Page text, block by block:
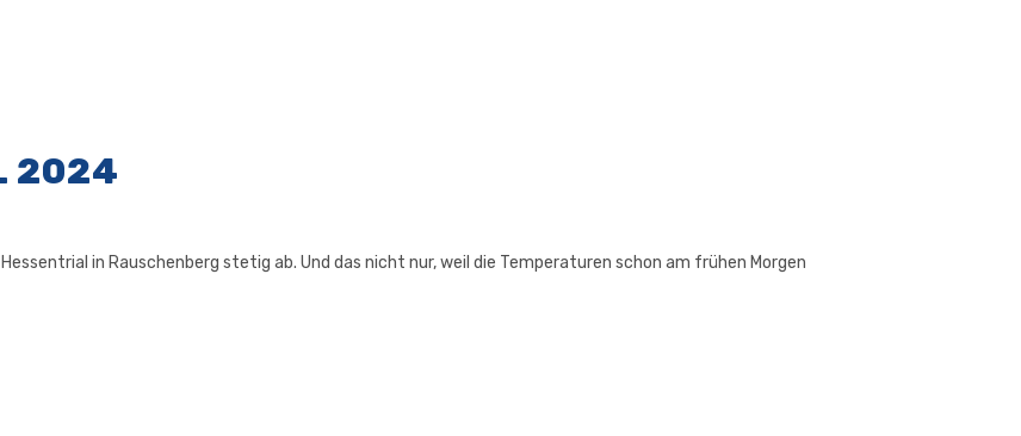
2024
in Rauschenberg stetig ab. Und das nicht nur, weil die Temperaturen schon am frühen Morgen